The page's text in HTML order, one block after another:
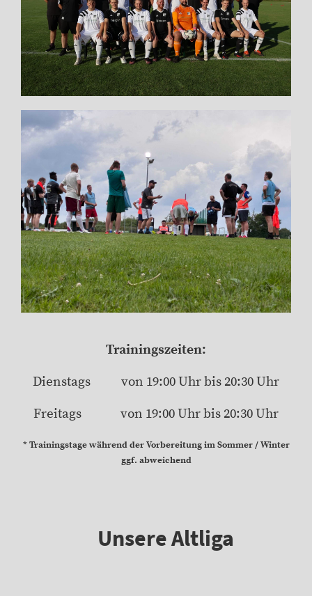
Trainingszeiten:
Dienstags von 19:00 Uhr bis 20:30 Uhr
Freitags von 19:00 Uhr bis 20:30 Uhr
* Trainingstage während der Vorbereitung im Sommer / Winter
ggf. abweichend
Unsere Altliga